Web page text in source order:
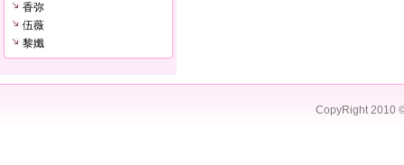
香弥
伍薇
黎孅
CopyRight 2010